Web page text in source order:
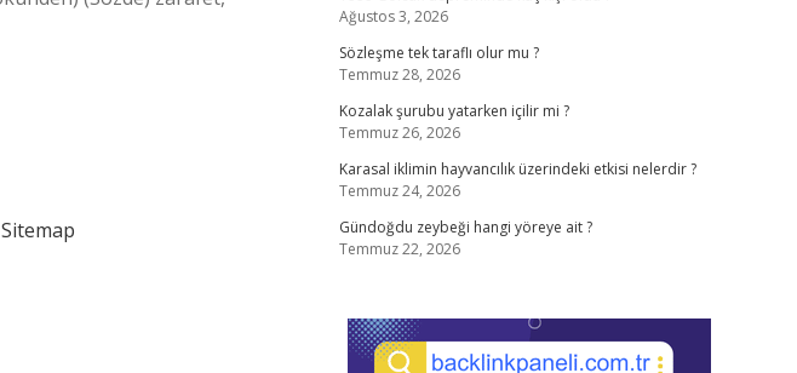
Sitemap
Ağustos 3, 2026
Sözleşme tek taraflı olur mu ?
Temmuz 28, 2026
Kozalak şurubu yatarken içilir mi ?
Temmuz 26, 2026
Karasal iklimin hayvancılık üzerindeki etkisi nelerdir ?
Temmuz 24, 2026
Gündoğdu zeybeği hangi yöreye ait ?
Temmuz 22, 2026